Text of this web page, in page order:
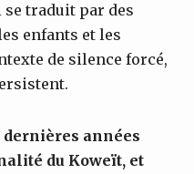
se traduit par des
enfants et les
de silence forcé,
dernières années
du Koweït, et